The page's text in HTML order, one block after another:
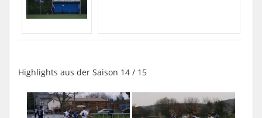
Highlights aus der Saison 14 / 15